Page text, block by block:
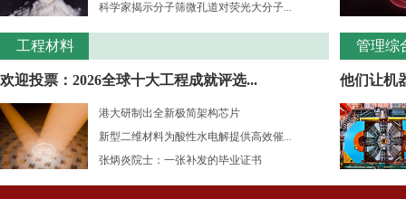
科学家揭示分子筛微孔道对荧光大分子...
工程材料
欢迎投票：2026全球十大工程成就评选...
港大研制出全新极简架构芯片
新型二维材料为酸性水电解提供高效催...
张炳炎院士：一张补发的毕业证书
管理综
他们让机